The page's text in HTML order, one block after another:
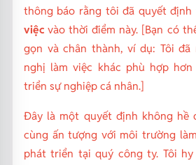
thông báo rằng tôi đã quyết định
việcvào thời điểm này. [Bạn có
gọn và chân thành, ví dụ: Tôi đã
nghị làm việc khác phù hợp
triển sự nghiệp cá nhân.]
Đây là một quyết định không hề
cùng ấn tượng với môi trường
phát triển tại quý công ty. Tôi